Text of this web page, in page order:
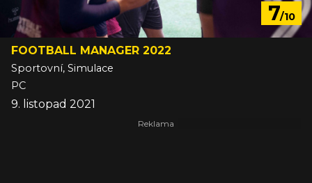
7/10
FOOTBALL MANAGER 2022
Sportovní, Simulace
PC
9. listopad 2021